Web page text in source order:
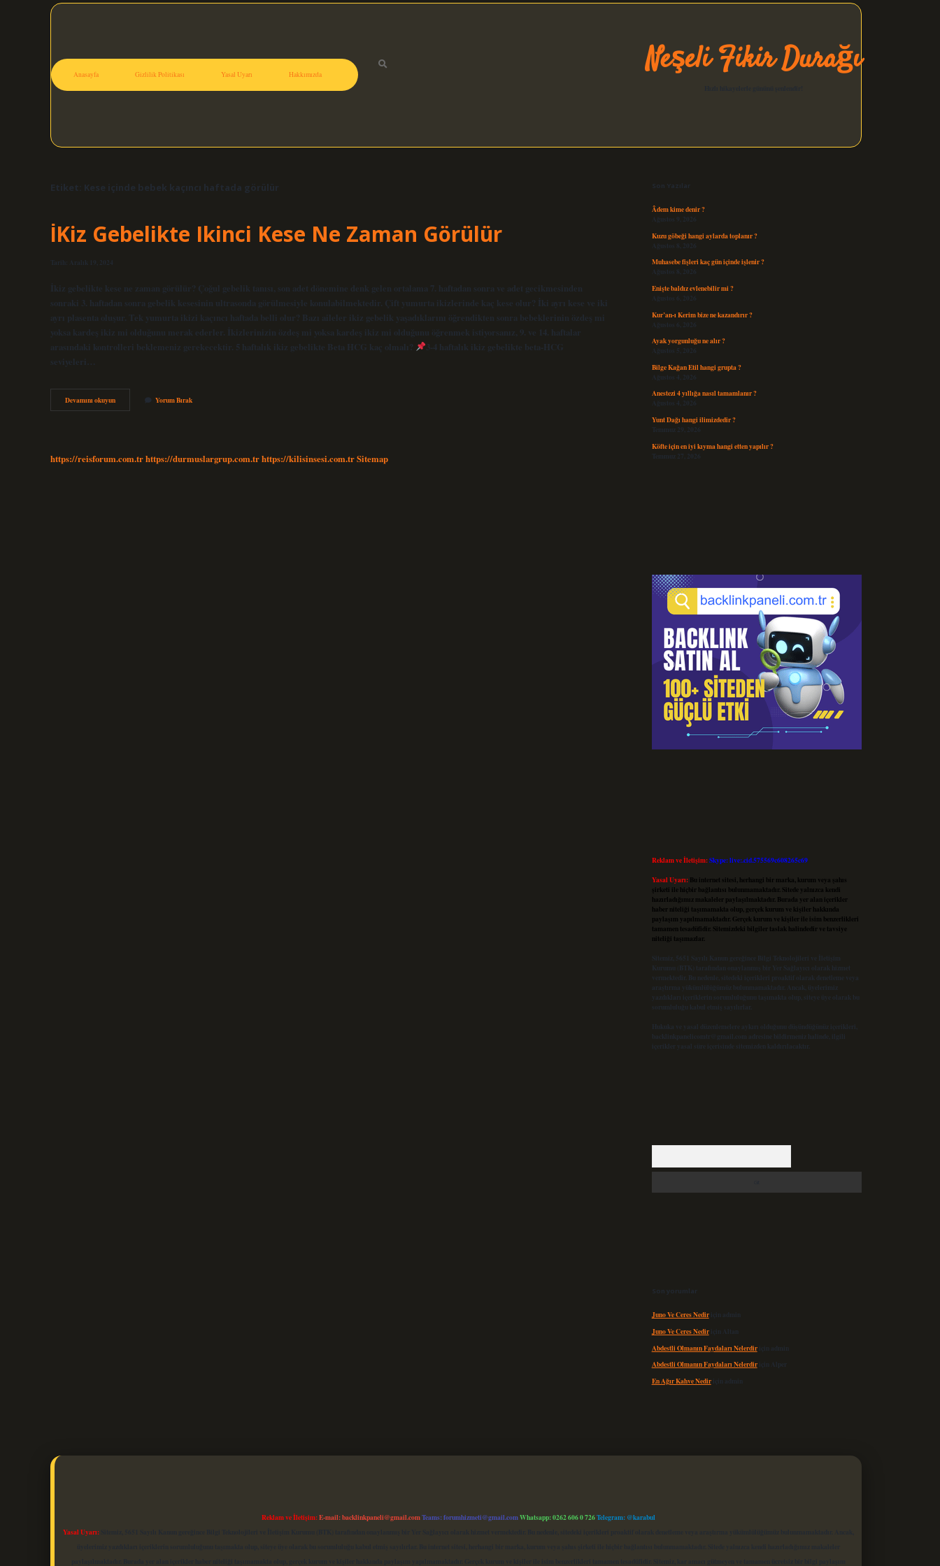
Anasayfa Gizlilik Politikası Yasal Uyarı Hakkımızda Neşeli Fikir Durağı
Etiket: Kese içinde bebek kaçıncı haftada görülür
İKiz Gebelikte Ikinci Kese Ne Zaman Görülür
Tarih: Aralık 19, 2024
İkiz gebelikte kese ne zaman görülür? Çoğul gebelik tanısı, son adet dönemine denk gelen ortalama 7. haftadan sonra ve adet gecikmesinden
sonraki 3. haftadan sonra gebelik kesesinin ultrasonda görülmesiyle konulabilmektedir. Çift yumurta ikizlerinde kaç kese olur? İki ayrı kese ve iki
ayrı plasenta oluşur. Tek yumurta ikizi kaçıncı haftada belli olur? Bazı aileler ikiz gebelik yaşadıklarını öğrendikten sonra bebeklerinin özdeş mi
yoksa kardeş ikiz mi olduğunu merak ederler. İkizlerinizin özdeş mi yoksa kardeş ikiz mi olduğunu öğrenmek istiyorsanız, 9. ve 14. haftalar
arasındaki kontrolleri beklemeniz gerekecektir. 5 haftalık ikiz gebelikte Beta HCG kaç olmalı?
3-4 haftalık ikiz gebelikte beta-HCG
seviyeleri…
Devamını okuyunİKiz
Gebelikte
Görülür
Yorum Bırak
https://reisforum.com.trhttps://durmuslargrup.com.trhttps://kilisinsesi.com.trSitemap
Son Yazılar
Âdem kime denir ?
Ağustos 9, 2026
Kuzu göbeği hangi aylarda toplanır ?
Ağustos 8, 2026
Muhasebe fişleri kaç gün içinde işlenir ?
Ağustos 8, 2026
Enişte baldız evlenebilir mi ?
Ağustos 6, 2026
Kur’an-ı Kerim bize ne kazandırır ?
Ağustos 6, 2026
Ayak yorgunluğu ne alır ?
Ağustos 5, 2026
Bilge Kağan Etil hangi grupta ?
Ağustos 4, 2026
Anestezi 4 yıllığa nasıl tamamlanır ?
Ağustos 4, 2026
Yunt Dağı hangi ilimizdedir ?
Temmuz 29, 2026
Köfte için en iyi kıyma hangi etten yapılır ?
Temmuz 27, 2026
Reklam ve İletişim:Skype: live:.cid.575569c608265c69
Yasal Uyarı: Bu internet sitesi, herhangi bir marka, kurum veya şahıs
şirketi ile hiçbir bağlantısı bulunmamaktadır. Sitede yalnızca kendi
hazırladığımız makaleler paylaşılmaktadır. Burada yer alan içerikler
haber niteliği taşımamakta olup, gerçek kurum ve kişiler hakkında
paylaşım yapılmamaktadır. Gerçek kurum ve kişiler ile isim benzerlikleri
tamamen tesadüfidir. Sitemizdeki bilgiler taslak halindedir ve tavsiye
niteliği taşımazlar.
Sitemiz, 5651 Sayılı Kanun gereğince Bilgi Teknolojileri ve İletişim
Kurumu (BTK) tarafından onaylanmış bir Yer Sağlayıcı olarak hizmet
vermektedir. Bu nedenle, sitedeki içerikleri proaktif olarak denetleme veya
araştırma yükümlülüğümüz bulunmamaktadır. Ancak, üyelerimiz
yazdıkları içeriklerin sorumluluğunu taşımakta olup, siteye üye olarak bu
sorumluluğu kabul etmiş sayılırlar.
Hukuka ve yasal düzenlemelere aykırı olduğunu düşündüğünüz içerikleri,
backlinkpanelicomtr@gmail.com adresine bildirmeniz halinde, ilgili
içerikler yasal süre içerisinde sitemizden kaldırılacaktır.
Son yorumlar
Juno Ve Ceres Nediriçin admin
Juno Ve Ceres Nediriçin Altan
Abdestli Olmanın Faydaları Nelerdiriçin admin
Abdestli Olmanın Faydaları Nelerdiriçin Alper
En Ağır Kahve Nediriçin admin
Reklam ve İletişim:E-mail:backlinkpaneli@gmail.comTeams:forumhizmeti@gmail.comWhatsapp: 0262 606 0 726Telegram: @karabul
Yasal Uyarı:Sitemiz, 5651 Sayılı Kanun gereğince Bilgi Teknolojileri ve İletişim Kurumu (BTK) tarafından onaylanmış bir Yer Sağlayıcı olarak hizmet vermektedir. Bu nedenle, sitedeki içerikleri proaktif olarak denetleme veya araştırma yükümlülüğümüz bulunmamaktadır. Ancak,